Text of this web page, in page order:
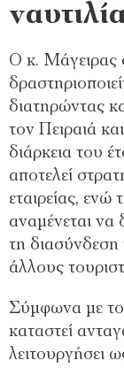
Ο κ. Μάγειρας
διατηρώντας
τον Πειραιά
διάρκεια του
αποτελεί
εταιρείας,
αναμένεται να
τη διασύνδεση
άλλους
Σύμφωνα με
καταστεί
λειτουργήσει